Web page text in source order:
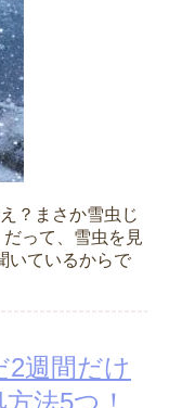
？まさか雪虫じ
って、雪虫を見
いているからで
2週間だけ
法5つ！